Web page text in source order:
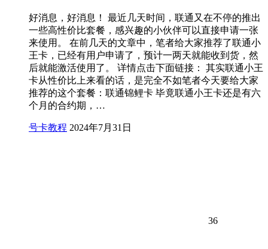
好消息，好消息！ 最近几天时间，联通又在不停的推出
一些高性价比套餐，感兴趣的小伙伴可以直接申请一张
来使用。 在前几天的文章中，笔者给大家推荐了联通小
王卡，已经有用户申请了，预计一两天就能收到货，然
后就能激活使用了。 详情点击下面链接： 其实联通小王
卡从性价比上来看的话，是完全不如笔者今天要给大家
推荐的这个套餐：联通锦鲤卡 毕竟联通小王卡还是有六
个月的合约期，…
号卡教程 2024年7月31日
36